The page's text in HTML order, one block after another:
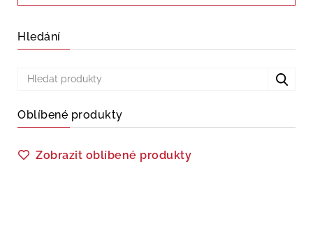
Hledání
Oblíbené produkty
Zobrazit oblíbené produkty